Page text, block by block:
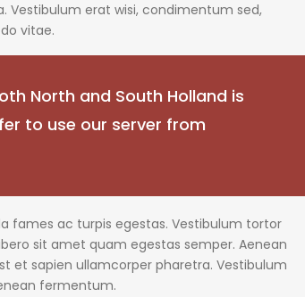
Vestibulum erat wisi, condimentum sed,
vitae.
North and South Holland is
to use our server from
fames ac turpis egestas. Vestibulum tortor
sit amet quam egestas semper. Aenean
et sapien ullamcorper pharetra. Vestibulum
fermentum.